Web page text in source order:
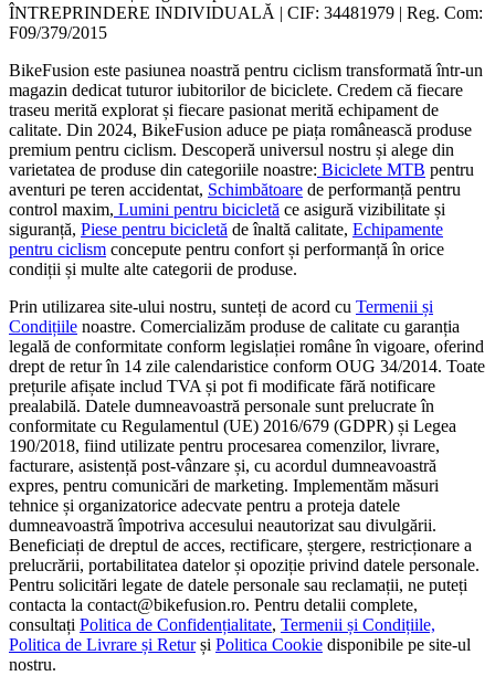
ÎNTREPRINDERE INDIVIDUALĂ | CIF: 34481979 | Reg. Com:
F09/379/2015
BikeFusion este pasiunea noastră pentru ciclism transformată într-un
magazin dedicat tuturor iubitorilor de biciclete. Credem că fiecare
traseu merită explorat și fiecare pasionat merită echipament de
calitate. Din 2024, BikeFusion aduce pe piața românească produse
premium pentru ciclism. Descoperă universul nostru și alege din
varietatea de produse din categoriile noastre: Biciclete MTB pentru
aventuri pe teren accidentat, Schimbătoare de performanță pentru
control maxim, Lumini pentru bicicletă ce asigură vizibilitate și
siguranță, Piese pentru bicicletă de înaltă calitate, Echipamente
pentru ciclism concepute pentru confort și performanță în orice
condiții și multe alte categorii de produse.
Prin utilizarea site-ului nostru, sunteți de acord cu Termenii și
Condițiile noastre. Comercializăm produse de calitate cu garanția
legală de conformitate conform legislației române în vigoare, oferind
drept de retur în 14 zile calendaristice conform OUG 34/2014. Toate
prețurile afișate includ TVA și pot fi modificate fără notificare
prealabilă. Datele dumneavoastră personale sunt prelucrate în
conformitate cu Regulamentul (UE) 2016/679 (GDPR) și Legea
190/2018, fiind utilizate pentru procesarea comenzilor, livrare,
facturare, asistență post-vânzare și, cu acordul dumneavoastră
expres, pentru comunicări de marketing. Implementăm măsuri
tehnice și organizatorice adecvate pentru a proteja datele
dumneavoastră împotriva accesului neautorizat sau divulgării.
Beneficiați de dreptul de acces, rectificare, ștergere, restricționare a
prelucrării, portabilitatea datelor și opoziție privind datele personale.
Pentru solicitări legate de datele personale sau reclamații, ne puteți
contacta la contact@bikefusion.ro. Pentru detalii complete,
consultați Politica de Confidențialitate, Termenii și Condițiile,
Politica de Livrare și Returși Politica Cookie disponibile pe site-ul
nostru.